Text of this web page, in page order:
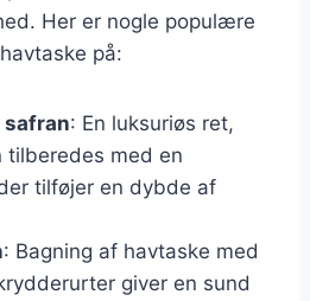
Her er nogle populære
på:
safran: En luksuriøs ret,
tilberedes med en
tilføjer en dybde af
: Bagning af havtaske med
giver en sund